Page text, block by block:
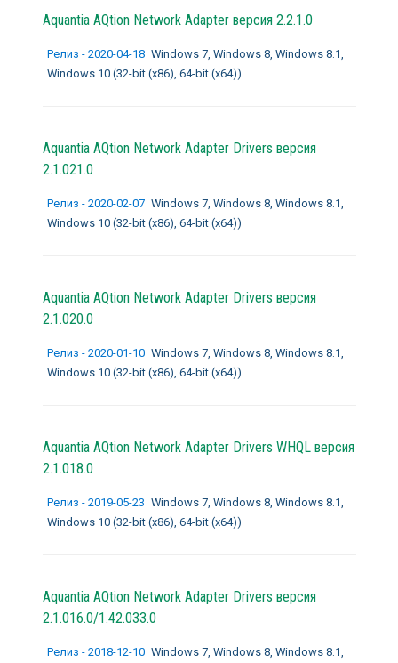
Aquantia AQtion Network Adapterверсия 2.2.1.0
Релиз - 2020-04-18 Windows 7, Windows 8, Windows 8.1,
Windows 10 (32-bit (x86), 64-bit (x64))
Aquantia AQtion Network Adapter Drivers версия
2.1.021.0
Релиз - 2020-02-07 Windows 7, Windows 8, Windows 8.1,
Windows 10 (32-bit (x86), 64-bit (x64))
Aquantia AQtion Network Adapter Drivers версия
2.1.020.0
Релиз - 2020-01-10 Windows 7, Windows 8, Windows 8.1,
Windows 10 (32-bit (x86), 64-bit (x64))
Aquantia AQtion Network Adapter Drivers WHQLверсия
2.1.018.0
Релиз - 2019-05-23 Windows 7, Windows 8, Windows 8.1,
Windows 10 (32-bit (x86), 64-bit (x64))
Aquantia AQtion Network Adapter Drivers версия
2.1.016.0/1.42.033.0
Релиз - 2018-12-10 Windows 7, Windows 8, Windows 8.1,